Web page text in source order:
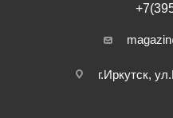
г.Иркутск,